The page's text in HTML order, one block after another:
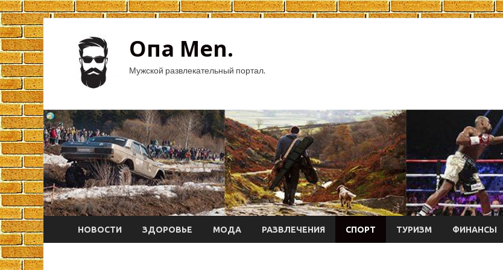
Опа Men.
Мужской развлекательный портал.
НОВОСТИ ЗДОРОВЬЕ МОДА РАЗВЛЕЧЕНИЯ СПОРТ ТУРИЗМ ФИНАНСЫ